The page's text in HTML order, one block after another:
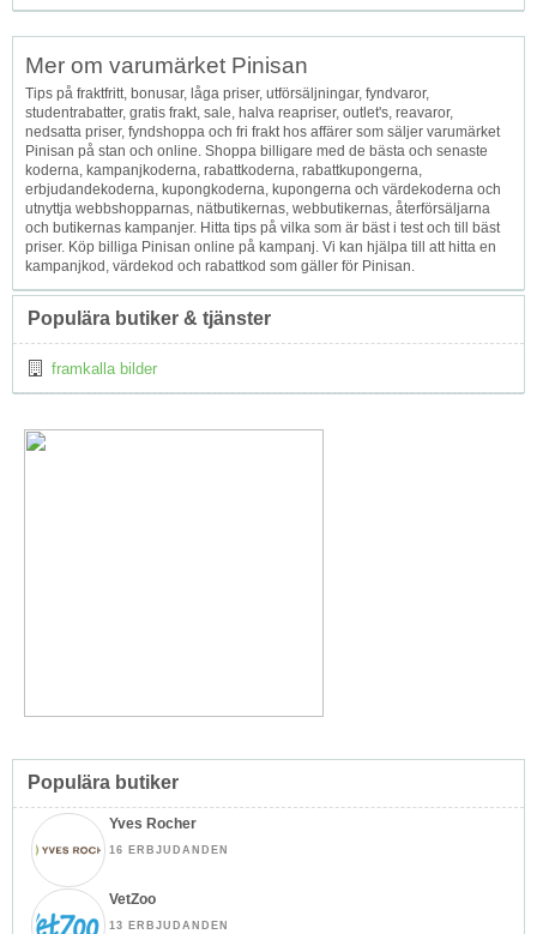
Mer om varumärket Pinisan
Tips på fraktfritt, bonusar, låga priser, utförsäljningar, fyndvaror,
studentrabatter, gratis frakt, sale, halva reapriser, outlet's, reavaror,
nedsatta priser, fyndshoppa och fri frakt hos affärer som säljer varumärket
Pinisan på stan och online. Shoppa billigare med de bästa och senaste
koderna, kampanjkoderna, rabattkoderna, rabattkupongerna,
erbjudandekoderna, kupongkoderna, kupongerna och värdekoderna och
utnyttja webbshopparnas, nätbutikernas, webbutikernas, återförsäljarna
och butikernas kampanjer. Hitta tips på vilka som är bäst i test och till bäst
priser. Köp billiga Pinisan online på kampanj. Vi kan hjälpa till att hitta en
kampanjkod, värdekod och rabattkod som gäller för Pinisan.
Populära butiker & tjänster
framkalla bilder
Populära butiker
Yves Rocher
16 ERBJUDANDEN
VetZoo
13 ERBJUDANDEN